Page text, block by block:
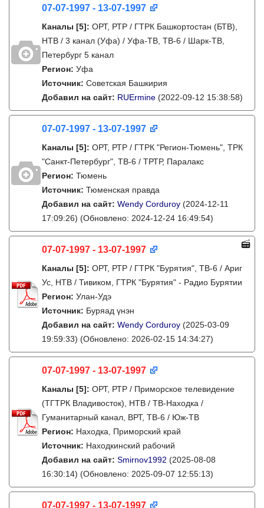
07-07-1997 - 13-07-1997
Каналы [5]: ОРТ, РТР / ГТРК Башкортостан (БТВ),
НТВ / 3 канал (Уфа) / Уфа-ТВ, ТВ-6 / Шарк-ТВ,
Петербург 5 канал
Регион: Уфа
Источник: Советская Башкирия
Добавил на сайт: RUErmine (2022-09-12 15:38:58)
07-07-1997 - 13-07-1997
Каналы [5]: ОРТ, РТР / ГТРК "Регион-Тюмень", ТРК
"Санкт-Петербург", ТВ-6 / ТРТР, Паралакс
Регион: Тюмень
Источник: Тюменская правда
Добавил на сайт: Wendy Corduroy (2024-12-11
17:09:26) (Обновлено: 2024-12-24 16:49:54)
07-07-1997 - 13-07-1997
Каналы [5]: ОРТ, РТР / ГТРК "Бурятия", ТВ-6 / Ариг
Ус, НТВ / Тивиком, ГТРК "Бурятия" - Радио Бурятии
Регион: Улан-Удэ
Источник: Буряад үнэн
Добавил на сайт: Wendy Corduroy (2025-03-09
19:59:33) (Обновлено: 2026-02-15 14:34:27)
07-07-1997 - 13-07-1997
Каналы [5]: ОРТ, РТР / Приморское телевидение
(ТГТРК Владивосток), НТВ / ТВ-Находка /
Гуманитарный канал, ВРТ, ТВ-6 / Юж-ТВ
Регион: Находка, Приморский край
Источник: Находкинский рабочий
Добавил на сайт: Smirnov1992 (2025-08-08
16:30:14) (Обновлено: 2025-09-07 12:55:13)
07-07-1997 - 13-07-1997